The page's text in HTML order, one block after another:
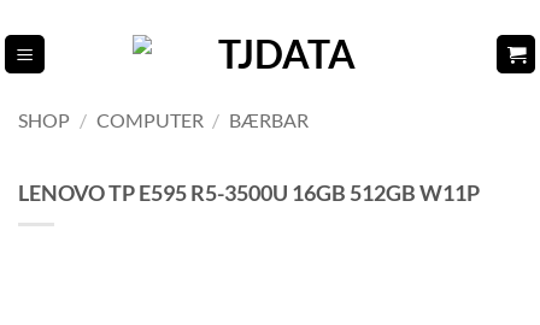
til
indhold
SHOP / COMPUTER / BÆRBAR
LENOVO TP E595 R5-3500U 16GB 512GB W11P